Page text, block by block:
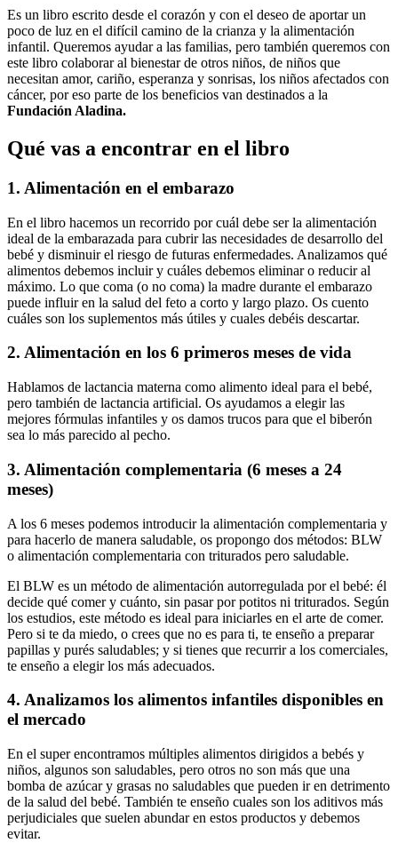
Es un libro escrito desde el corazón y con el deseo de aportar un
poco de luz en el difícil camino de la crianza y la alimentación
infantil. Queremos ayudar a las familias, pero también queremos con
este libro colaborar al bienestar de otros niños, de niños que
necesitan amor, cariño, esperanza y sonrisas, los niños afectados con
cáncer, por eso parte de los beneficios van destinados a la
Fundación Aladina.
Qué vas a encontrar en el libro
1. Alimentación en el embarazo
En el libro hacemos un recorrido por cuál debe ser la alimentación
ideal de la embarazada para cubrir las necesidades de desarrollo del
bebé y disminuir el riesgo de futuras enfermedades. Analizamos qué
alimentos debemos incluir y cuáles debemos eliminar o reducir al
máximo. Lo que coma (o no coma) la madre durante el embarazo
puede influir en la salud del feto a corto y largo plazo. Os cuento
cuáles son los suplementos más útiles y cuales debéis descartar.
2. Alimentación en los 6 primeros meses de vida
Hablamos de lactancia materna como alimento ideal para el bebé,
pero también de lactancia artificial. Os ayudamos a elegir las
mejores fórmulas infantiles y os damos trucos para que el biberón
sea lo más parecido al pecho.
3. Alimentación complementaria (6 meses a 24
meses)
A los 6 meses podemos introducir la alimentación complementaria y
para hacerlo de manera saludable, os propongo dos métodos: BLW
o alimentación complementaria con triturados pero saludable.
El BLW es un método de alimentación autorregulada por el bebé: él
decide qué comer y cuánto, sin pasar por potitos ni triturados. Según
los estudios, este método es ideal para iniciarles en el arte de comer.
Pero si te da miedo, o crees que no es para ti, te enseño a preparar
papillas y purés saludables; y si tienes que recurrir a los comerciales,
te enseño a elegir los más adecuados.
4. Analizamos los alimentos infantiles disponibles en
el mercado
En el super encontramos múltiples alimentos dirigidos a bebés y
niños, algunos son saludables, pero otros no son más que una
bomba de azúcar y grasas no saludables que pueden ir en detrimento
de la salud del bebé. También te enseño cuales son los aditivos más
perjudiciales que suelen abundar en estos productos y debemos
evitar.